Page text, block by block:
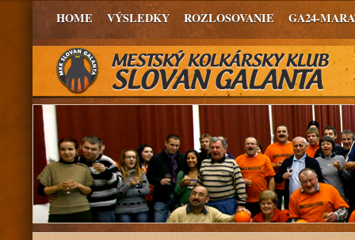
HOME VÝSLEDKY ROZLOSOVANIE GA24-